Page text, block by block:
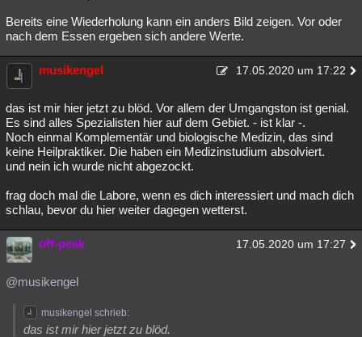
Bereits eine Wiederholung kann ein anders Bild zeigen. Vor oder
nach dem Essen ergeben sich andere Werte.
musikengel 17.05.2020 um 17:22
das ist mir hier jetzt zu blöd. Vor allem der Umgangston ist genial.
Es sind alles Spezialisten hier auf dem Gebiet. - ist klar -.
Noch einmal Komplementär und biologische Medizin, das sind
keine Heilpraktiker. Die haben ein Medizinstudium absolviert.
und nein ich wurde nicht abgezockt.
frag doch mal die Labore, wenn es dich interessiert und mach dich
schlau, bevor du hier weiter dagegen wetterst.
off-peak 17.05.2020 um 17:27
@musikengel
musikengel schrieb:
das ist mir hier jetzt zu blöd.